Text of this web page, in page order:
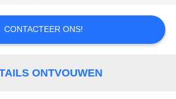
CONTACTEER ONS!
ONTVOUWEN